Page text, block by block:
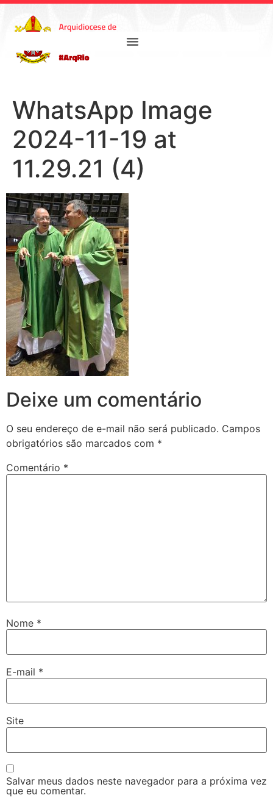
WhatsApp Image
2024-11-19 at
11.29.21 (4)
Deixe um comentário
O seu endereço de e-mail não será publicado. Campos
obrigatórios são marcados com *
Comentário *
Nome *
E-mail *
Site
Salvar meus dados neste navegador para a próxima vez
que eu comentar.